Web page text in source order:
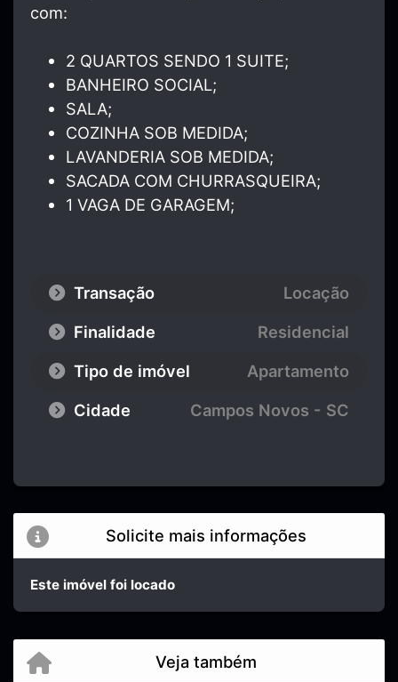
com:
2 QUARTOS SENDO 1 SUITE;
BANHEIRO SOCIAL;
SALA;
COZINHA SOB MEDIDA;
LAVANDERIA SOB MEDIDA;
SACADA COM CHURRASQUEIRA;
1 VAGA DE GARAGEM;
Transação
Locação
Finalidade
Residencial
Tipo de imóvel
Apartamento
Cidade
Campos Novos - SC
Solicite mais informações
Este imóvel foi locado
Veja também